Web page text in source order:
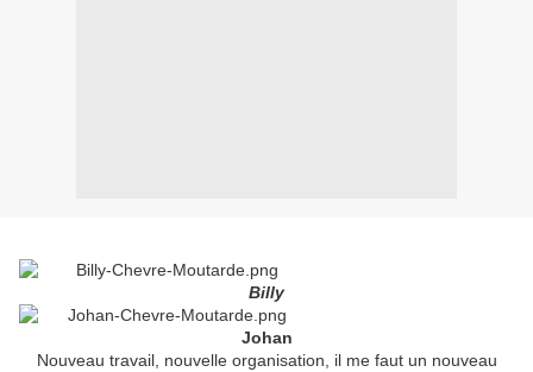
Billy
Johan
Nouveau travail, nouvelle organisation, il me faut un nouveau